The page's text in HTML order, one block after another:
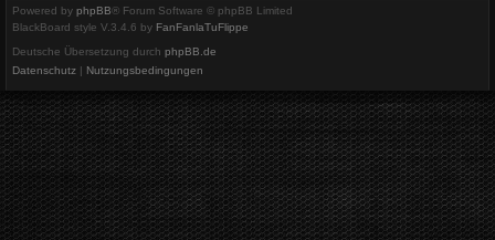
Powered by phpBB® Forum Software © phpBB Limited
BlackBoard style V.3.4.6 by FanFanlaTuFlippe
Deutsche Übersetzung durch phpBB.de
Datenschutz | Nutzungsbedingungen